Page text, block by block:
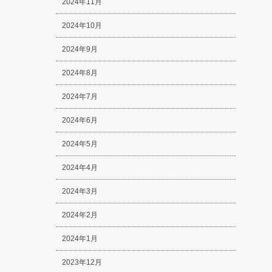
2024年11月
2024年10月
2024年9月
2024年8月
2024年7月
2024年6月
2024年5月
2024年4月
2024年3月
2024年2月
2024年1月
2023年12月